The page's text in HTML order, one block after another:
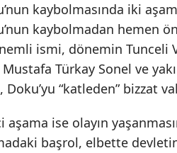
kaybolmasında iki
kaybolmadan hemen
ismi, dönemin Tunceli
Türkay Sonel ve
Doku’yu “katleden” bizzat
aşama ise olayın
başrol, elbette